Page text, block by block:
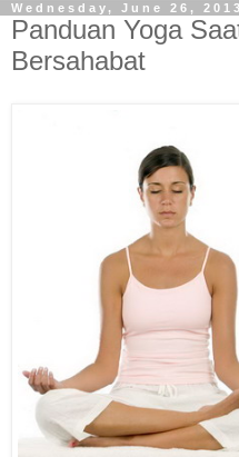
Wednesday, June 26, 2013
Panduan Yoga
Bersahabat